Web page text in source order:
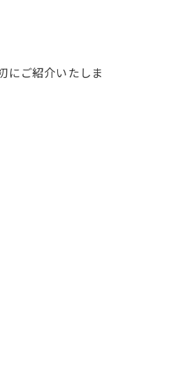
にご紹介いたしま